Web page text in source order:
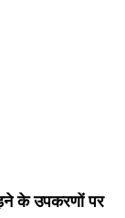
के उपकरणों पर